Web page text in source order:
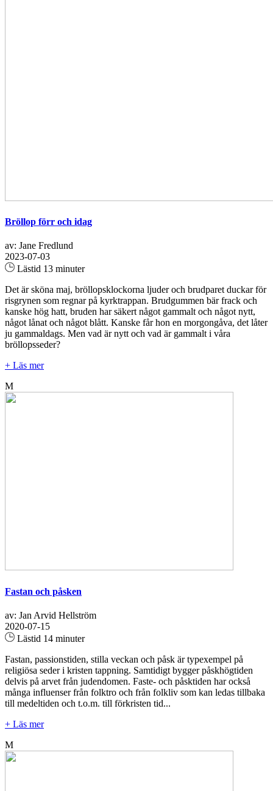
Bröllop förr och idag
av: Jane Fredlund
2023-07-03
Lästid 13 minuter
Det är sköna maj, bröllopsklockorna ljuder och brudparet duckar för
risgrynen som regnar på kyrktrappan. Brudgummen bär frack och
kanske hög hatt, bruden har säkert något gammalt och något nytt,
något lånat och något blått. Kanske får hon en morgongåva, det låter
ju gammaldags. Men vad är nytt och vad är gammalt i våra
bröllopsseder?
+ Läs mer
M
Fastan och påsken
av: Jan Arvid Hellström
2020-07-15
Lästid 14 minuter
Fastan, passionstiden, stilla veckan och påsk är typexempel på
religiösa seder i kristen tappning. Samtidigt bygger påskhögtiden
delvis på arvet från judendomen. Faste- och påsktiden har också
många influenser från folktro och från folkliv som kan ledas tillbaka
till medeltiden och t.o.m. till förkristen tid...
+ Läs mer
M